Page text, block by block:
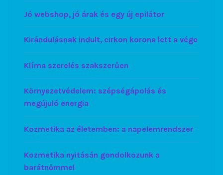
Jó webshop, jó árak és egy új epilátor
Kirándulásnak indult, cirkon korona lett a vége
Klíma szerelés szakszerűen
Környezetvédelem: szépségápolás és
megújuló energia
Kozmetika az életemben: a napelemrendszer
Kozmetika nyitásán gondolkozunk a
barátnőmmel